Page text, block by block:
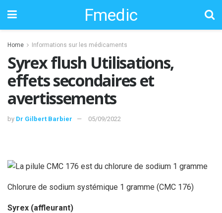
Fmedic
Home Informations sur les médicaments
Syrex flush Utilisations,
effets secondaires et
avertissements
by Dr Gilbert Barbier 05/09/2022
Chlorure de sodium systémique 1 gramme (CMC 176)
Syrex (affleurant)